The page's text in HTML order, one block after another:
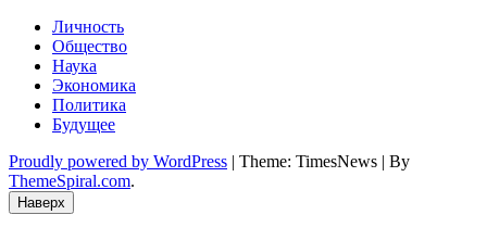
Личность
Общество
Наука
Экономика
Политика
Будущее
Proudly powered by WordPress | Theme: TimesNews | By
ThemeSpiral.com.
Наверх